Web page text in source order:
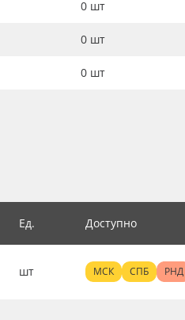
0 шт
0 шт
0 шт
Ед. Доступно
шт МСК СПБ РНД